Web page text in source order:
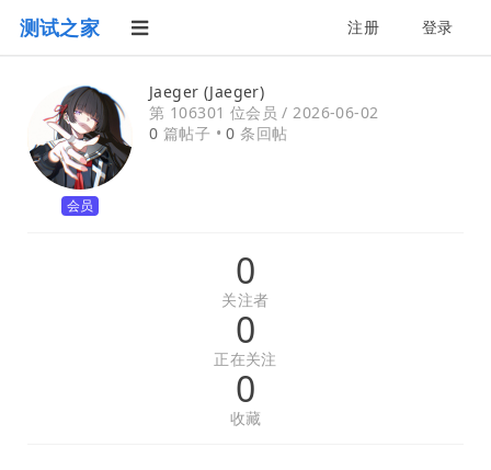
测试之家 注册 登录
会员
Jaeger (Jaeger)
第 106301 位会员 /2026-06-02
0 篇帖子 •0 条回帖
0
关注者
0
正在关注
0
收藏